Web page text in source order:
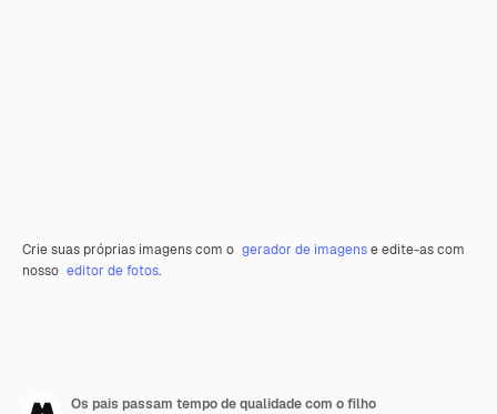
Crie suas próprias imagens com o gerador de imagense edite-as com
nosso editor de fotos.
Os pais passam tempo de qualidade com o filho